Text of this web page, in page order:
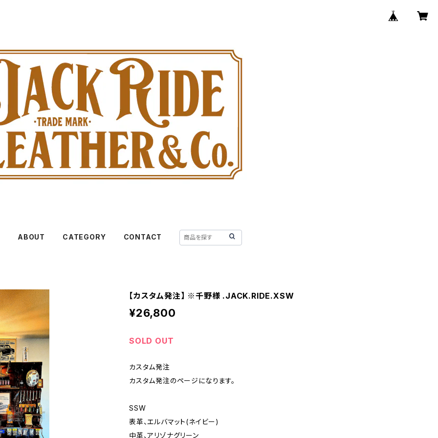
ABOUT CATEGORY CONTACT
【カスタム発注】 ※千野様 .JACK.RIDE.XSW
¥26,800
SOLD OUT
カスタム発注
カスタム発注のページになります。
SSW
表革、エルバマット(ネイビー)
中革、アリゾナグリーン